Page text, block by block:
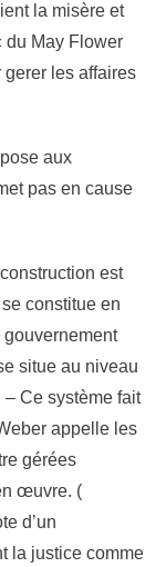
la misère et
du May Flower
les affaires
aux
pas en cause
est
constitue en
situe au niveau
– Ce système fait
appelle les
gérées
œuvre. (
d’un
la justice comme